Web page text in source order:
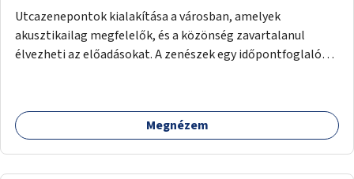
Utcazenepontok kialakítása a városban, amelyek
akusztikailag megfelelők, és a közönség zavartalanul
élvezheti az előadásokat. A zenészek egy időpontfoglalón
Megnézem